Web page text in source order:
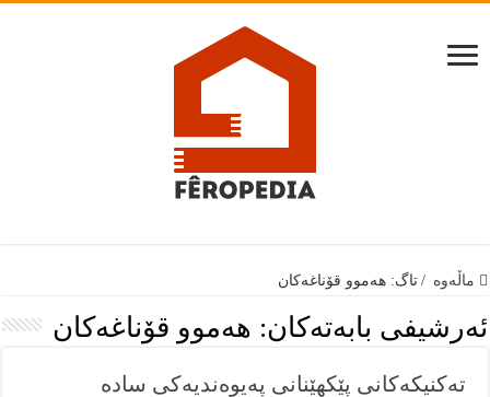
ماڵەوە / تاگ:هەموو قۆناغەکان
ئەرشيفى بابەتەكان: هەموو قۆناغەکان
تەکنیکەکانی پێکهێنانی پەیوەندیەکی سادە